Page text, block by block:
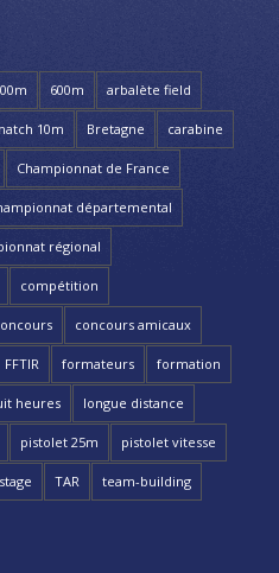
600m arbalète field
10m Bretagne carabine
Championnat de France
départemental
régional
compétition
concours amicaux
FFTIR formateurs formation
heures longue distance
pistolet 25m pistolet vitesse
stage TAR team-building